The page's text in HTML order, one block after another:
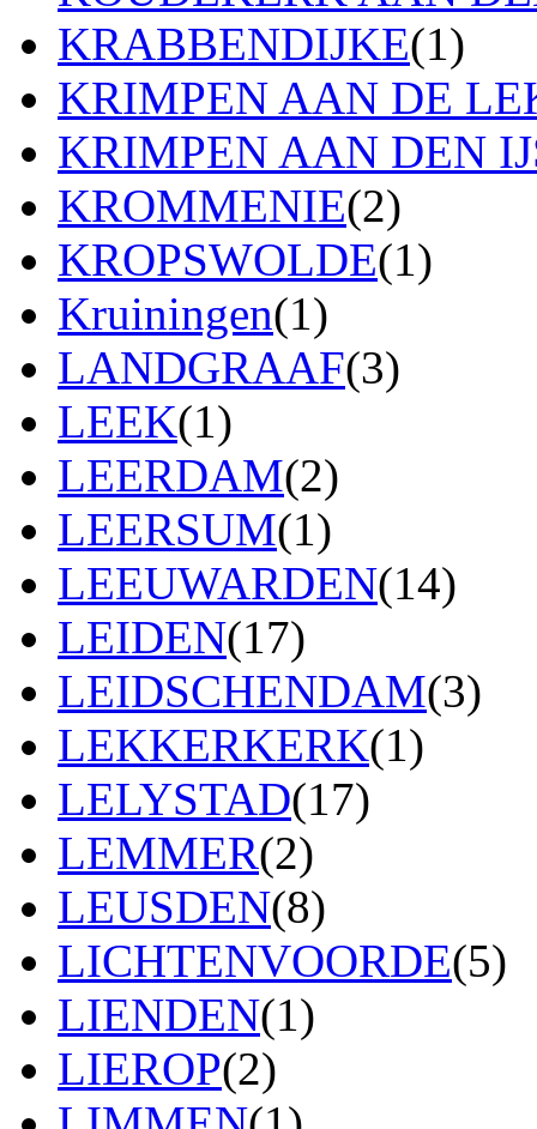
KRABBENDIJKE(1)
KRIMPEN AAN DE
KRIMPEN AAN DEN
KROMMENIE(2)
KROPSWOLDE(1)
Kruiningen(1)
LANDGRAAF(3)
LEEK(1)
LEERDAM(2)
LEERSUM(1)
LEEUWARDEN(14)
LEIDEN(17)
LEIDSCHENDAM(3)
LEKKERKERK(1)
LELYSTAD(17)
LEMMER(2)
LEUSDEN(8)
LICHTENVOORDE(5)
LIENDEN(1)
LIEROP(2)